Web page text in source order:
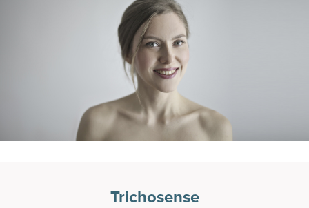
Trichosense